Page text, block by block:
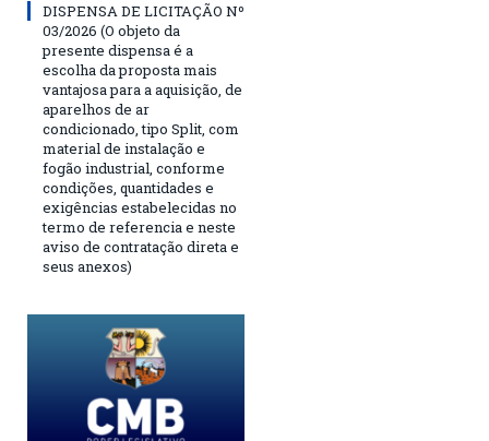
DISPENSA DE LICITAÇÃO Nº
03/2026 (O objeto da
presente dispensa é a
escolha da proposta mais
vantajosa para a aquisição, de
aparelhos de ar
condicionado, tipo Split, com
material de instalação e
fogão industrial, conforme
condições, quantidades e
exigências estabelecidas no
termo de referencia e neste
aviso de contratação direta e
seus anexos)